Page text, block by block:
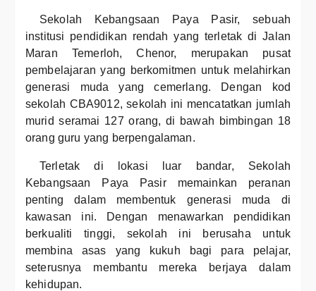
Sekolah Kebangsaan Paya Pasir, sebuah
institusi pendidikan rendah yang terletak di Jalan
Maran Temerloh, Chenor, merupakan pusat
pembelajaran yang berkomitmen untuk melahirkan
generasi muda yang cemerlang. Dengan kod
sekolah CBA9012, sekolah ini mencatatkan jumlah
murid seramai 127 orang, di bawah bimbingan 18
orang guru yang berpengalaman.
Terletak di lokasi luar bandar, Sekolah
Kebangsaan Paya Pasir memainkan peranan
penting dalam membentuk generasi muda di
kawasan ini. Dengan menawarkan pendidikan
berkualiti tinggi, sekolah ini berusaha untuk
membina asas yang kukuh bagi para pelajar,
seterusnya membantu mereka berjaya dalam
kehidupan.